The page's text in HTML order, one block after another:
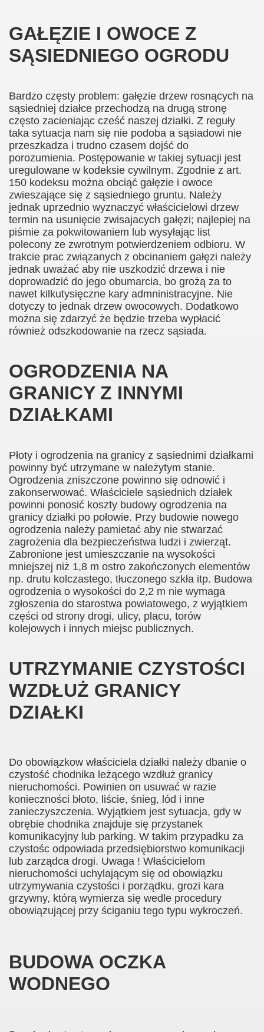
GAŁĘZIE I OWOCE Z
SĄSIEDNIEGO OGRODU
Bardzo częsty problem: gałęzie drzew rosnących na
sąsiedniej działce przechodzą na drugą stronę
często zacieniając cześć naszej działki. Z reguły
taka sytuacja nam się nie podoba a sąsiadowi nie
przeszkadza i trudno czasem dojść do
porozumienia. Postępowanie w takiej sytuacji jest
uregulowane w kodeksie cywilnym. Zgodnie z art.
150 kodeksu można obciąć gałęzie i owoce
zwieszające się z sąsiedniego gruntu. Należy
jednak uprzednio wyznaczyć właścicielowi drzew
termin na usunięcie zwisajacych gałęzi; najlepiej na
piśmie za pokwitowaniem lub wysyłając list
polecony ze zwrotnym potwierdzeniem odbioru. W
trakcie prac związanych z obcinaniem gałęzi należy
jednak uważać aby nie uszkodzić drzewa i nie
doprowadzić do jego obumarcia, bo grożą za to
nawet kilkutysięczne kary admninistracyjne. Nie
dotyczy to jednak drzew owocowych. Dodatkowo
można się zdarzyć że będzie trzeba wypłacić
również odszkodowanie na rzecz sąsiada.
OGRODZENIA NA
GRANICY Z INNYMI
DZIAŁKAMI
Płoty i ogrodzenia na granicy z sąsiednimi działkami
powinny być utrzymane w należytym stanie.
Ogrodzenia zniszczone powinno się odnowić i
zakonserwować. Właściciele sąsiednich działek
powinni ponosić koszty budowy ogrodzenia na
granicy działki po połowie. Przy budowie nowego
ogrodzenia należy pamietać aby nie stwarzać
zagrożenia dla bezpieczeństwa ludzi i zwierząt.
Zabronione jest umieszczanie na wysokości
mniejszej niż 1,8 m ostro zakończonych elementów
np. drutu kolczastego, tłuczonego szkła itp. Budowa
ogrodzenia o wysokości do 2,2 m nie wymaga
zgłoszenia do starostwa powiatowego, z wyjątkiem
części od strony drogi, ulicy, placu, torów
kolejowych i innych miejsc publicznych.
UTRZYMANIE CZYSTOŚCI
WZDŁUŻ GRANICY
DZIAŁKI
Do obowiązkow właściciela działki należy dbanie o
czystość chodnika leżącego wzdłuż granicy
nieruchomości. Powinien on usuwać w razie
konieczności błoto, liście, śnieg, lód i inne
zanieczyszczenia. Wyjątkiem jest sytuacja, gdy w
obrębie chodnika znajduje się przystanek
komunikacyjny lub parking. W takim przypadku za
czystośc odpowiada przedsiębiorstwo komunikacji
lub zarządca drogi. Uwaga ! Właścicielom
nieruchomości uchylającym się od obowiązku
utrzymywania czystości i porządku, grozi kara
grzywny, którą wymierza się wedle procedury
obowiązującej przy ściganiu tego typu wykroczeń.
BUDOWA OCZKA
WODNEGO